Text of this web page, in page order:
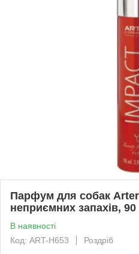
Парфум для собак
неприємних запахів,
В наявності
Код: ART-H653
Роздріб